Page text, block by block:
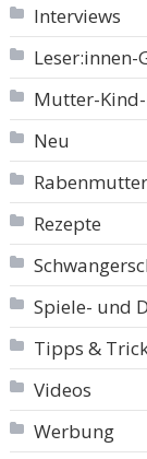
Interviews
Leser:innen-
Mutter-
Neu
Rezepte
Spiele- und
Tipps &
Videos
Werbung